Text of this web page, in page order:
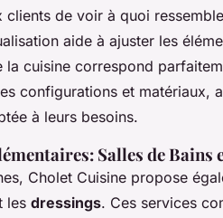
clients de voir à quoi
aide à ajuster les
la cuisine correspond
configurations et matériaux,
à leurs besoins.
Salles de Bains
Cholet Cuisine propose
les dressings. Ces services